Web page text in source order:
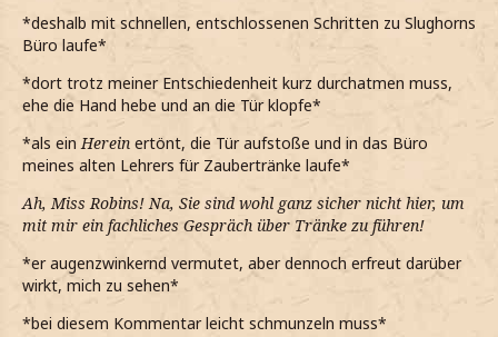
*deshalb mit schnellen, entschlossenen Schritten zu Slughorns
Büro laufe*
*dort trotz meiner Entschiedenheit kurz durchatmen muss,
ehe die Hand hebe und an die Tür klopfe*
*als einHerein ertönt, die Tür aufstoße und in das Büro
meines alten Lehrers für Zaubertränke laufe*
Ah, Miss Robins! Na, Sie sind wohl ganz sicher nicht hier, um
mit mir ein fachliches Gespräch über Tränke zu führen!
*er augenzwinkernd vermutet, aber dennoch erfreut darüber
wirkt, mich zu sehen*
*bei diesem Kommentar leicht schmunzeln muss*